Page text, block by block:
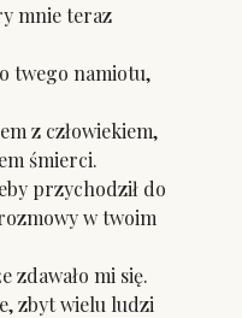
mnie teraz
twego namiotu,
z człowiekiem,
śmierci.
przychodził do
w twoim
zdawało mi się.
zbyt wielu ludzi